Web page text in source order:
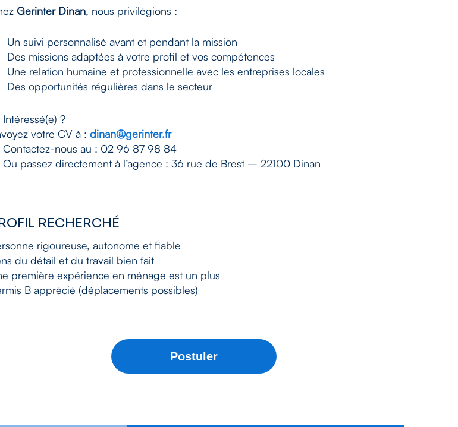
Gerinter Dinan, nous privilégions :
Un suivi personnalisé avant et pendant la mission
Des missions adaptées à votre profil et vos compétences
Une relation humaine et professionnelle avec les entreprises locales
Des opportunités régulières dans le secteur
Intéressé(e) ?
votre CV à : dinan@gerinter.fr
Contactez-nous au : 02 96 87 98 84
Ou passez directement à l’agence : 36 rue de Brest – 22100 Dinan
RECHERCHÉ
rigoureuse, autonome et fiable
du détail et du travail bien fait
première expérience en ménage est un plus
B apprécié (déplacements possibles)